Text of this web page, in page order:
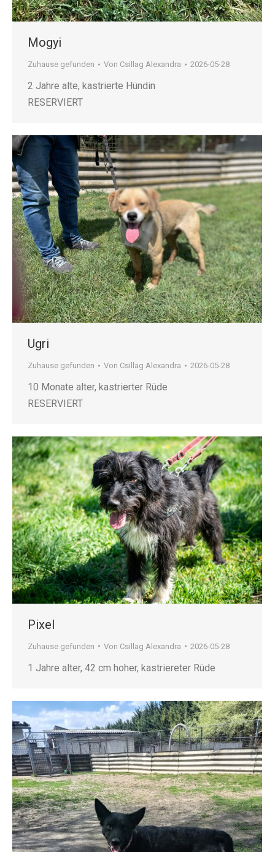
Mogyi
Zuhause gefunden Von Csillag Alexandra 2026-05-28
2 Jahre alte, kastrierte Hündin
RESERVIERT
Ugri
Zuhause gefunden Von Csillag Alexandra 2026-05-28
10 Monate alter, kastrierter Rüde
RESERVIERT
Pixel
Zuhause gefunden Von Csillag Alexandra 2026-05-28
1 Jahre alter, 42 cm hoher, kastriereter Rüde